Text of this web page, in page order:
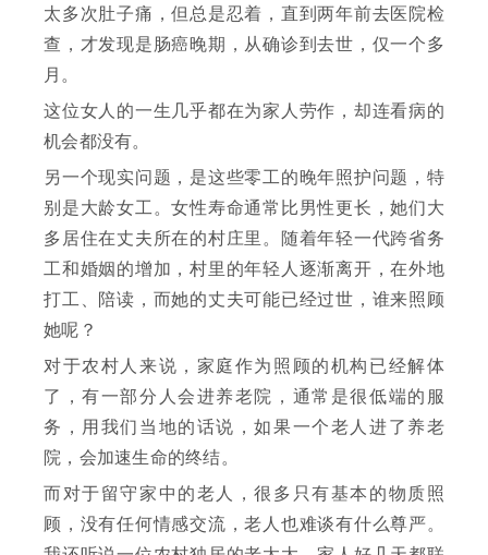
太多次肚子痛，但总是忍着，直到两年前去医院检
查，才发现是肠癌晚期，从确诊到去世，仅一个多
月。
这位女人的一生几乎都在为家人劳作，却连看病的
机会都没有。
另一个现实问题，是这些零工的晚年照护问题，特
别是大龄女工。女性寿命通常比男性更长，她们大
多居住在丈夫所在的村庄里。随着年轻一代跨省务
工和婚姻的增加，村里的年轻人逐渐离开，在外地
打工、陪读，而她的丈夫可能已经过世，谁来照顾
她呢？
对于农村人来说，家庭作为照顾的机构已经解体
了，有一部分人会进养老院，通常是很低端的服
务，用我们当地的话说，如果一个老人进了养老
院，会加速生命的终结。
而对于留守家中的老人，很多只有基本的物质照
顾，没有任何情感交流，老人也难谈有什么尊严。